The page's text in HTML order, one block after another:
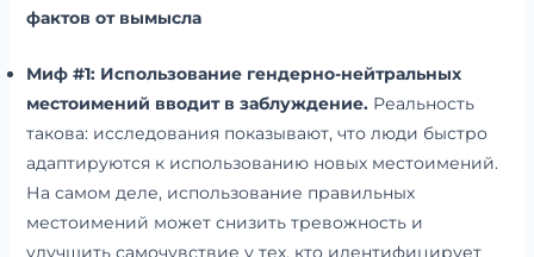
фактов от вымысла
Миф #1: Использование гендерно-нейтральных
местоимений вводит в заблуждение.Реальность
такова: исследования показывают, что люди быстро
адаптируются к использованию новых местоимений.
На самом деле, использование правильных
местоимений может снизить тревожность и
улучшить самочувствие у тех, кто идентифицирует